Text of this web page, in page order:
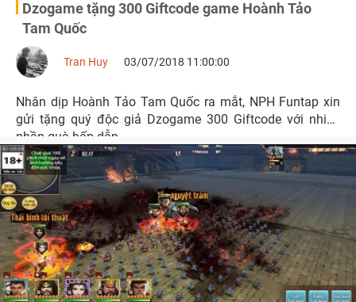
Dzogame tặng 300 Giftcode game Hoành Tảo
Tam Quốc
Tran Huy 03/07/2018 11:00:00
Nhân dịp Hoành Tảo Tam Quốc ra mắt, NPH Funtap xin
gửi tặng quý độc giả Dzogame 300 Giftcode với nhiều
phần quà hấp dẫn.